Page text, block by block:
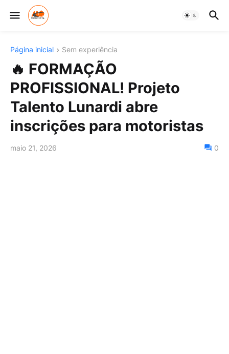
Página inicial Sem experiência
🔥 FORMAÇÃO
PROFISSIONAL! Projeto
Talento Lunardi abre
inscrições para motoristas
maio 21, 2026 0